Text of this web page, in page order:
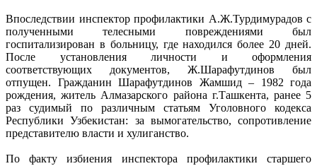
Впоследствии инспектор профилактики А.Ж.Турдимурадов с
полученными телесными повреждениями был
госпитализирован в больницу, где находился более 20 дней.
После установления личности и оформления
соответствующих документов, Ж.Шарафутдинов был
отпущен. Гражданин Шарафутдинов Жамшид – 1982 года
рождения, житель Алмазарского района г.Ташкента, ранее 5
раз судимый по различным статьям Уголовного кодекса
Республики Узбекистан: за вымогательство, сопротивление
представителю власти и хулиганство.
По факту избиения инспектора профилактики старшего